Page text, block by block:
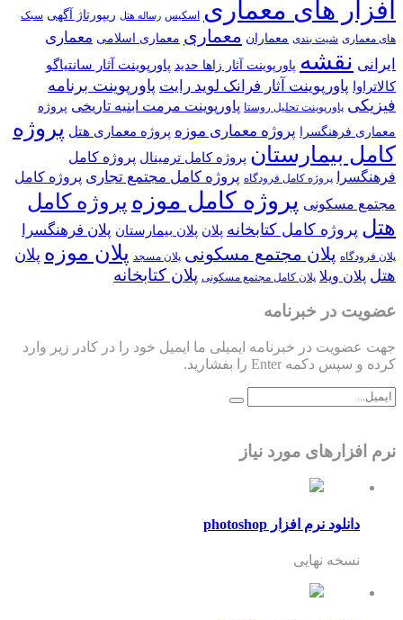
افزار های معماری اسکیس رساله هتل ریپورتاژ آگهی سبک
های معماری شیت بندی معماران معماری معماری اسلامی معماری
ایرانی نقشه پاورپوینت آثار زاها حدید پاورپوینت آثار سانتیاگو
کالاتراوا پاورپوینت آثار فرانک لوید رایت پاورپوینت برنامه
فیزیکی پاورپوینت تحلیل روستا پاورپوینت مرمت ابنیه تاریخی پروژه
معماری فرهنگسرا پروژه معماری موزه پروژه معماری هتل پروژه
کامل بیمارستان پروژه کامل ترمینال پروژه کامل
فرهنگسرا
پروژه کامل فرودگاه پروژه کامل مجتمع تجاری پروژه کامل
مجتمع مسکونی پروژه کامل موزه پروژه کامل
هتل پروژه کامل کتابخانه پلان پلان بیمارستان پلان فرهنگسرا
پلان فرودگاه پلان مجتمع مسکونی پلان مسجد پلان موزه پلان
هتل پلان ویلا پلان کامل مجتمع مسکونی پلان کتابخانه
عضویت در خبرنامه
جهت عضویت در خبرنامه ایمیلی ما ایمیل خود را در کادر زیر وارد
کرده و سپس دکمه Enter را بفشارید.
نرم افزارهای مورد نیاز
دانلود نرم افزار photoshop
نسخه نهایی